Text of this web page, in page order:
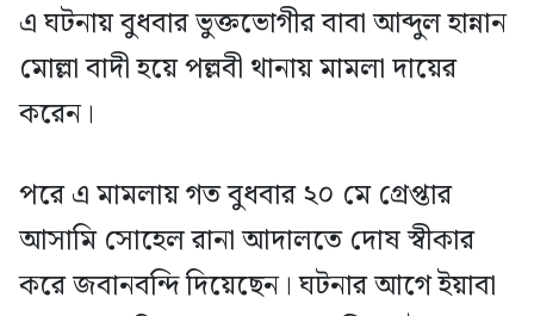
এ ঘটনায় বুধবার ভুক্তভোগীর বাবা আব্দুল হান্নান
মোল্লা বাদী হয়ে পল্লবী থানায় মামলা দায়ের
করেন।
পরে এ মামলায় গত বুধবার ২০ মে গ্রেপ্তার
আসামি সোহেল রানা আদালতে দোষ স্বীকার
করে জবানবন্দি দিয়েছেন। ঘটনার আগে ইয়াবা